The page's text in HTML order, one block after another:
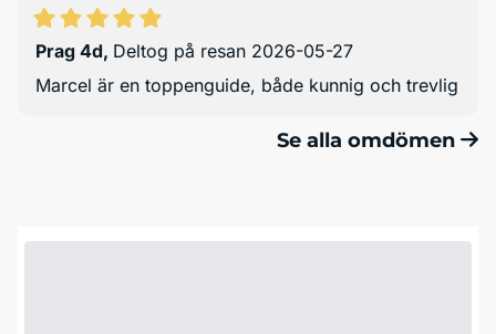
Prag 4d, Deltog på resan 2026-05-27
Marcel är en toppenguide, både kunnig och trevlig
Se alla omdömen